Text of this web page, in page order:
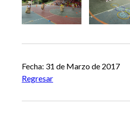
Fecha: 31 de Marzo de 2017
Regresar